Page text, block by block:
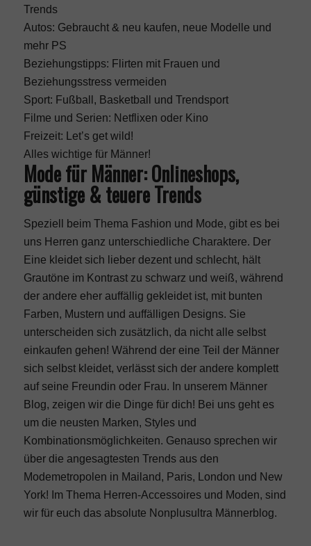
Trends
Autos: Gebraucht & neu kaufen, neue Modelle und
mehr PS
Beziehungstipps: Flirten mit Frauen und
Beziehungsstress vermeiden
Sport: Fußball, Basketball und Trendsport
Filme und Serien: Netflixen oder Kino
Freizeit: Let’s get wild!
Alles wichtige für Männer!
Mode für Männer: Onlineshops,
günstige & teuere Trends
Speziell beim Thema Fashion und Mode, gibt es bei
uns Herren ganz unterschiedliche Charaktere. Der
Eine kleidet sich lieber dezent und schlecht, hält
Grautöne im Kontrast zu schwarz und weiß, während
der andere eher auffällig gekleidet ist, mit bunten
Farben, Mustern und auffälligen Designs. Sie
unterscheiden sich zusätzlich, da nicht alle selbst
einkaufen gehen! Während der eine Teil der Männer
sich selbst kleidet, verlässt sich der andere komplett
auf seine Freundin oder Frau. In unserem Männer
Blog, zeigen wir die Dinge für dich! Bei uns geht es
um die neusten Marken, Styles und
Kombinationsmöglichkeiten. Genauso sprechen wir
über die angesagtesten Trends aus den
Modemetropolen in Mailand, Paris, London und New
York! Im Thema Herren-Accessoires und Moden, sind
wir für euch das absolute Nonplusultra Männerblog.